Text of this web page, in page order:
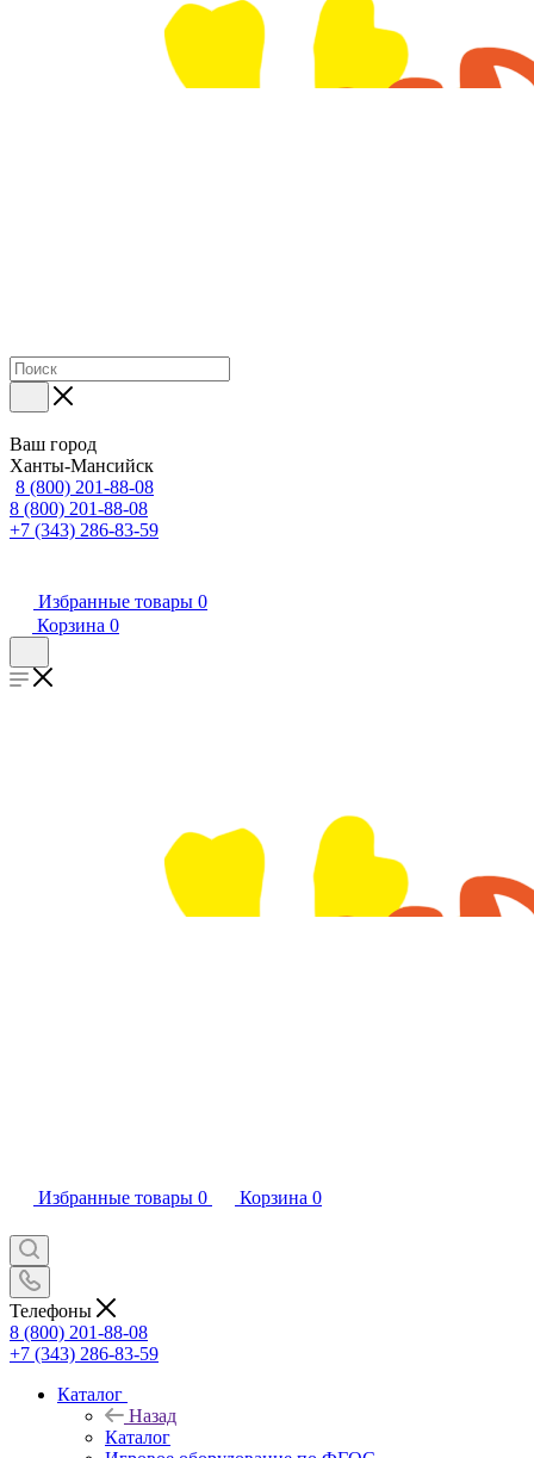
Ваш город
Ханты-Мансийск
8 (800) 201-88-08
8 (800) 201-88-08
+7 (343) 286-83-59
Избранные товары 0
Корзина 0
Избранные товары 0 Корзина 0
Телефоны
8 (800) 201-88-08
+7 (343) 286-83-59
Каталог
Назад
Каталог